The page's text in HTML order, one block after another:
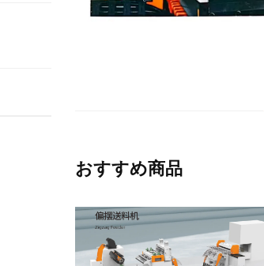
おすすめ商品